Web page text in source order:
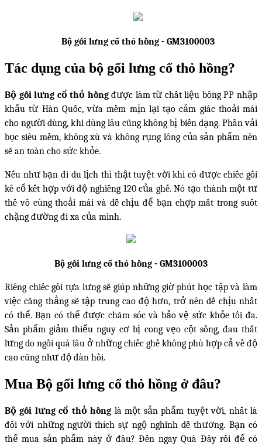
Bộ gối lưng cổ thỏ hồng - GM3100003
Tác dụng của bộ gối lưng cổ thỏ hồng?
Bộ gối lưng cổ thỏ hồngđược làm từ chất liệu bông PP nhập
khẩu từ Hàn Quốc, vừa mềm mịn lại tạo cảm giác thoải mái
cho người dùng, khi dùng lâu cũng không bị biến dạng. Phần vải
bọc siêu mềm, không xù và không rụng lông của sản phẩm nên
sẽ an toàn cho sức khỏe.
Nếu như bạn đi du lịch thì thật tuyệt vời khi có được chiếc gối
kê cổ kết hợp với độ nghiêng 120 của ghế. Nó tạo thành một tư
thế vô cùng thoải mái và dễ chịu để bạn chợp mắt trong suốt
chặng đường đi xa của mình.
Bộ gối lưng cổ thỏ hồng - GM3100003
Riêng chiếc gối tựa lưng sẽ giúp những giờ phút học tập và làm
việc căng thẳng sẽ tập trung cao độ hơn, trở nên dễ chịu nhất
có thể. Bạn có thể được chăm sóc và bảo vệ sức khỏe tối đa.
Sản phẩm giảm thiểu nguy cơ bị cong vẹo cột sống, đau thắt
lưng do ngồi quá lâu ở những chiếc ghế không phù hợp cả về độ
cao cũng như độ đàn hồi.
Mua Bộ gối lưng cổ thỏ hồng ở đâu?
Bộ gối lưng cổ thỏ hồng là một sản phẩm tuyệt vời, nhất là
đối với những người thích sự ngộ nghĩnh dễ thương. Bạn có
thể mua sản phẩm này ở đâu? Đến ngay Quà Đây rồi để có